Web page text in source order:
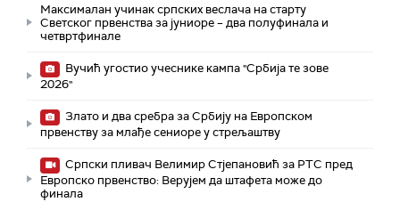
Максималан учинак српских веслача на старту
Светског првенства за јуниоре – два полуфинала и
четвртфинале
Вучић угостио учеснике кампа "Србија те зове
2026"
Злато и два сребра за Србију на Европском
првенству за млађе сениоре у стрељаштву
Српски пливач Велимир Стјепановић за РТС пред
Европско првенство: Верујем да штафета може до
финала